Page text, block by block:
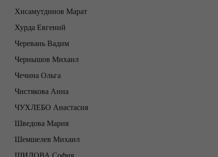
Хисамутдинов Марат
Хурда Евгений
Черевань Вадим
Чернышов Михаил
Чечина Ольга
Чистякова Анна
ЧУХЛЕБО Анастасия
Шведова Мария
Шемшелев Михаил
ШИЛОВА София